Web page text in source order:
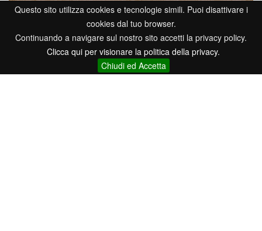
Questo sito utilizza cookies e tecnologie simili. Puoi disattivare i
cookies dal tuo browser.
Continuando a navigare sul nostro sito accetti la privacy policy.
Clicca qui per visionare la politica della privacy.
Chiudi ed Accetta